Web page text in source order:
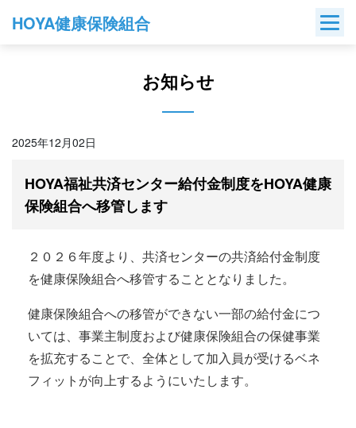
HOYA健康保険組合
お知らせ
2025年12月02日
HOYA福祉共済センター給付金制度をHOYA健康
保険組合へ移管します
２０２６年度より、共済センターの共済給付金制度
を健康保険組合へ移管することとなりました。
健康保険組合への移管ができない一部の給付金につ
いては、事業主制度および健康保険組合の保健事業
を拡充することで、全体として加入員が受けるベネ
フィットが向上するようにいたします。